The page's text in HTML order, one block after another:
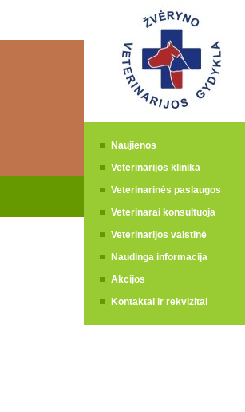
Naujienos
Veterinarijos klinika
Veterinarinės paslaugos
Veterinarai konsultuoja
Veterinarijos vaistinė
Naudinga informacija
Akcijos
Kontaktai ir rekvizitai